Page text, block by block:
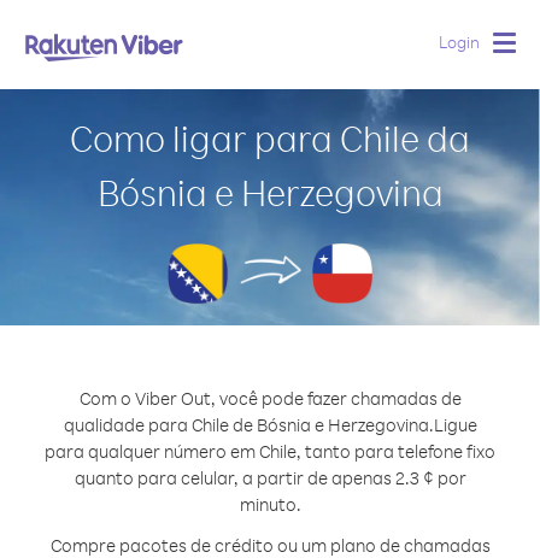
Login
Como ligar para Chile da
Bósnia e Herzegovina
Com o Viber Out, você pode fazer chamadas de
qualidade para Chile de Bósnia e Herzegovina.Ligue
para qualquer número em Chile, tanto para telefone fixo
quanto para celular, a partir de apenas 2.3 ¢ por
minuto.
Compre pacotes de crédito ou um plano de chamadas